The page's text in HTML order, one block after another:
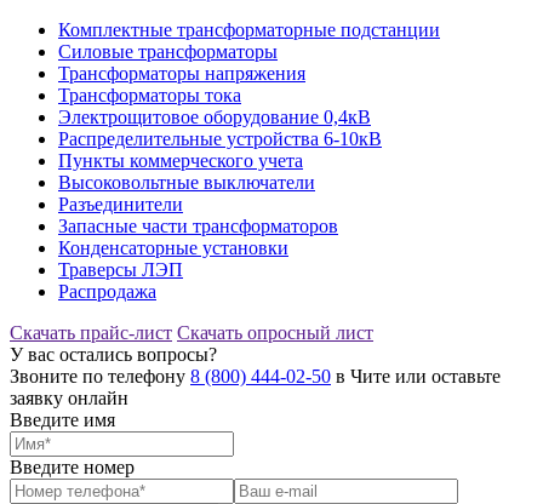
Комплектные трансформаторные подстанции
Силовые трансформаторы
Трансформаторы напряжения
Трансформаторы тока
Электрощитовое оборудование 0,4кВ
Распределительные устройства 6-10кВ
Пункты коммерческого учета
Высоковольтные выключатели
Разъединители
Запасные части трансформаторов
Конденсаторные установки
Траверсы ЛЭП
Распродажа
Скачать прайс-лист Скачать опросный лист
У вас остались вопросы?
Звоните по телефону 8 (800) 444-02-50 в Чите или оставьте
заявку онлайн
Введите имя
Введите номер